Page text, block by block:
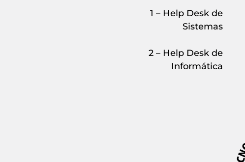
1 – Help Desk de
Sistemas
2 – Help Desk de
Informática